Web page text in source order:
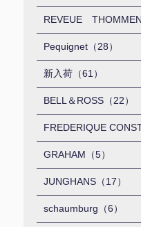
REVEUE THOMMEN
Pequignet（28）
新入荷（61）
BELL＆ROSS（22）
FREDERIQUE
GRAHAM（5）
JUNGHANS（17）
schaumburg（6）